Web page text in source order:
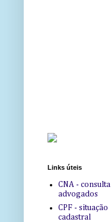
Links úteis
CNA - consulta
advogados
CPF - situação
cadastral